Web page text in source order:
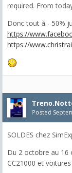
required. From
Donc tout à - 50%
https://
https://
Posted
SOLDES chez
Du 2 octobre au 16
CC21000 et voitures